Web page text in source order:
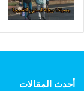
أحدث المقالات